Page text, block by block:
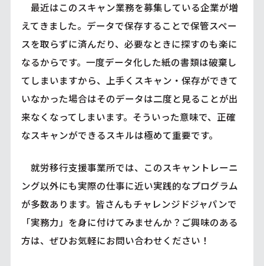
最近はこのスキャン業務を募集している企業が増
えてきました。データで保存することで保管スペー
スを取らずに済んだり、必要なときに探すのも楽に
なるからです。一度データ化した紙の書類は破棄し
てしまいますから、上手くスキャン・保存ができて
いなかった場合はそのデータは二度と見ることが出
来なくなってしまいます。そういった意味で、正確
なスキャンができるスキルは極めて重要です。
就労移行支援事業所では、このスキャントレーニ
ング以外にも実際の仕事に近い実践的なプログラム
が多数あります。皆さんもチャレンジドジャパンで
「実務力」を身に付けてみませんか？ご興味のある
方は、ぜひお気軽にお問い合わせください！